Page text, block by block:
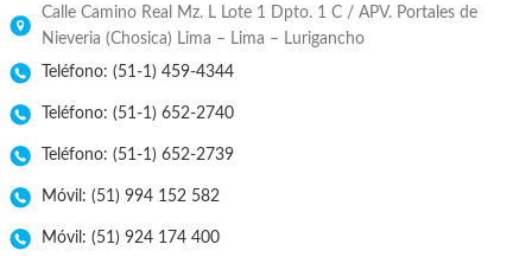
Calle Camino Real Mz. L Lote 1 Dpto. 1 C / APV. Portales de
Nieveria (Chosica) Lima – Lima – Lurigancho
Teléfono: (51-1) 459-4344
Teléfono: (51-1) 652-2740
Teléfono: (51-1) 652-2739
Móvil: (51) 994 152 582
Móvil: (51) 924 174 400